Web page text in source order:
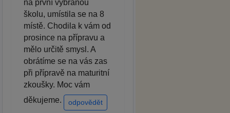
na první vybranou
školu, umístila se na 8
místě. Chodila k vám od
prosince na přípravu a
mělo určitě smysl. A
obrátíme se na vás zas
při přípravě na maturitní
zkoušky. Moc vám
děkujeme.
odpovědět